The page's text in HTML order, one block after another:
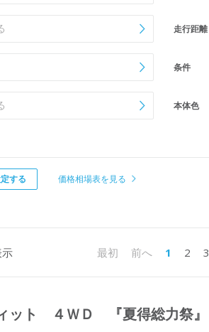
走行距離
条件
本体色
する 価格相場表を見る
示 最初 前へ 1 2 3
ット ４ＷＤ 『夏得総力祭